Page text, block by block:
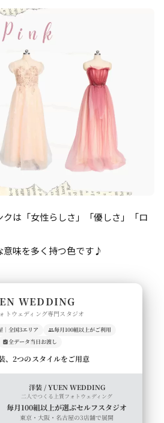
は「女性らしさ」「優しさ」「ロ
意味を多く持つ色です♪
WEDDING
トウェディング専門スタジオ
｜全国3エリア
毎月100組以上がご利用
全データ当日お渡し
、2つのスタイルをご用意
洋装 / YUEN WEDDING
二人でつくる上質フォトウェディング
毎月100組以上が選ぶセルフスタジオ
東京・大阪・名古屋の3店舗で展開